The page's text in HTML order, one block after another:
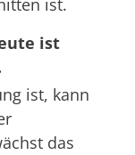
ist.
ist
ist, kann
das